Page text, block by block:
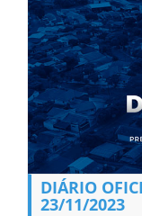
DIÁRIO
23/11/2023